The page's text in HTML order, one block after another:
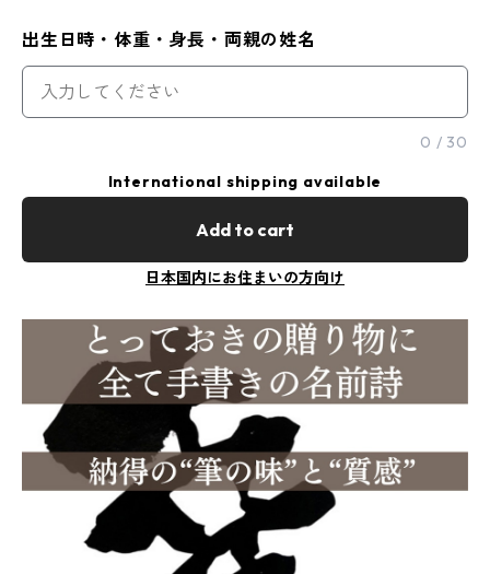
出生日時・体重・身長・両親の姓名
0 / 30
International shipping available
Add to cart
日本国内にお住まいの方向け